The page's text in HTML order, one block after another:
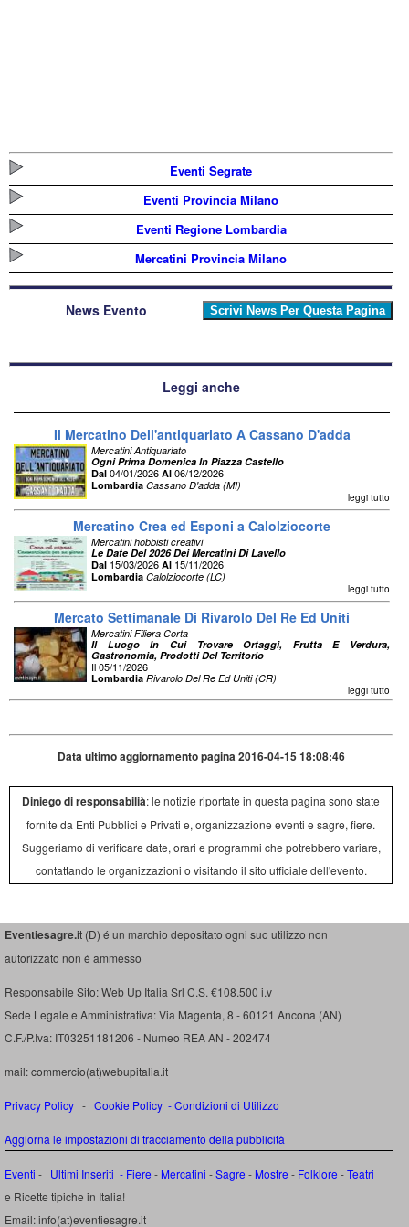
Eventi Segrate
Eventi Provincia Milano
Eventi Regione Lombardia
Mercatini Provincia Milano
News Evento
Leggi anche
Il Mercatino Dell'antiquariato A Cassano D'adda
Mercatini Antiquariato
Ogni Prima Domenica In Piazza Castello
Dal 04/01/2026 Al 06/12/2026
Lombardia Cassano D'adda (MI)
leggi tutto
Mercatino Crea ed Esponi a Calolziocorte
Mercatini hobbisti creativi
Le Date Del 2026 Dei Mercatini Di Lavello
Dal 15/03/2026 Al 15/11/2026
Lombardia Calolziocorte (LC)
leggi tutto
Mercato Settimanale Di Rivarolo Del Re Ed Uniti
Mercatini Filiera Corta
Il Luogo In Cui Trovare Ortaggi, Frutta E Verdura,
Gastronomia, Prodotti Del Territorio
Il 05/11/2026
Lombardia Rivarolo Del Re Ed Uniti (CR)
leggi tutto
Data ultimo aggiornamento pagina 2016-04-15 18:08:46
Diniego di responsabilià: le notizie riportate in questa pagina sono state
fornite da Enti Pubblici e Privati e, organizzazione eventi e sagre, fiere.
Suggeriamo di verificare date, orari e programmi che potrebbero variare,
contattando le organizzazioni o visitando il sito ufficiale dell'evento.
Eventiesagre.it (D) é un marchio depositato ogni suo utilizzo non
autorizzato non é ammesso
Responsabile Sito: Web Up Italia Srl C.S. €108.500 i.v
Sede Legale e Amministrativa: Via Magenta, 8 - 60121 Ancona (AN)
C.F./P.Iva: IT03251181206 - Numeo REA AN - 202474
mail: commercio(at)webupitalia.it
Privacy Policy - Cookie Policy -Condizioni di Utilizzo
Aggiorna le impostazioni di tracciamento della pubblicità
Eventi - Ultimi Inseriti - Fiere - Mercatini -Sagre - Mostre - Folklore -Teatri
e Ricette tipiche in Italia!
Email: info(at)eventiesagre.it